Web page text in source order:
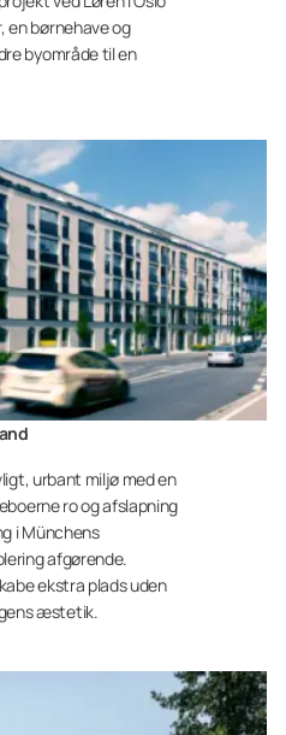
en børnehave og
byområde til en
urbant miljø med en
ro og afslapning
i Münchens
afgørende.
ekstra plads uden
æstetik.